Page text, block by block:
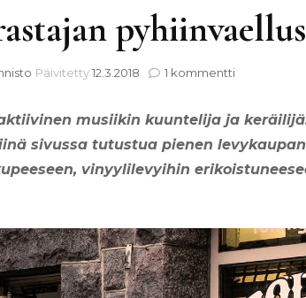
pyhiinvaellus
Päivitetty12.3.2018 1 kommenttiartikkeliin
musiikin kuuntelija ja
sivussa tutustua pienen levykaupan
vinyylilevyihin